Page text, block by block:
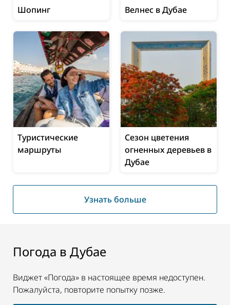
Шопинг Велнес в Дубае
Туристические
маршруты
Сезон цветения
огненных деревьев в
Дубае
Узнать больше
Погода в Дубае
Виджет «Погода» в настоящее время недоступен.
Пожалуйста, повторите попытку позже.